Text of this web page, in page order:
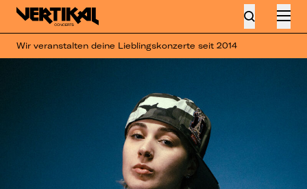
Wir veranstalten deine Lieblingskonzerte seit 2014